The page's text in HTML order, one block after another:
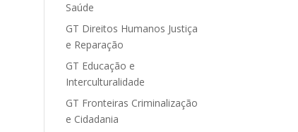
Saúde
GT Direitos Humanos Justiça
e Reparação
GT Educação e
Interculturalidade
GT Fronteiras Criminalização
e Cidadania